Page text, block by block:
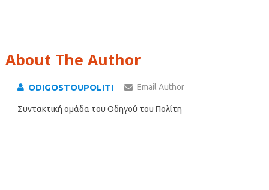
About The Author
ODIGOSTOUPOLITI Email Author
Συντακτική ομάδα του Οδηγού του Πολίτη